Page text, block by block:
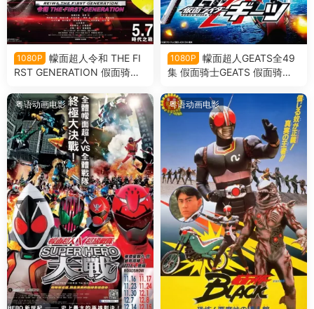
1080P
幪面超人令和 THE FI
RST GENERATION 假面骑士
1080P
幪面超人GEATS全49
集 假面骑士GEATS 假面骑士
粤语动画电影 粤语动画电影